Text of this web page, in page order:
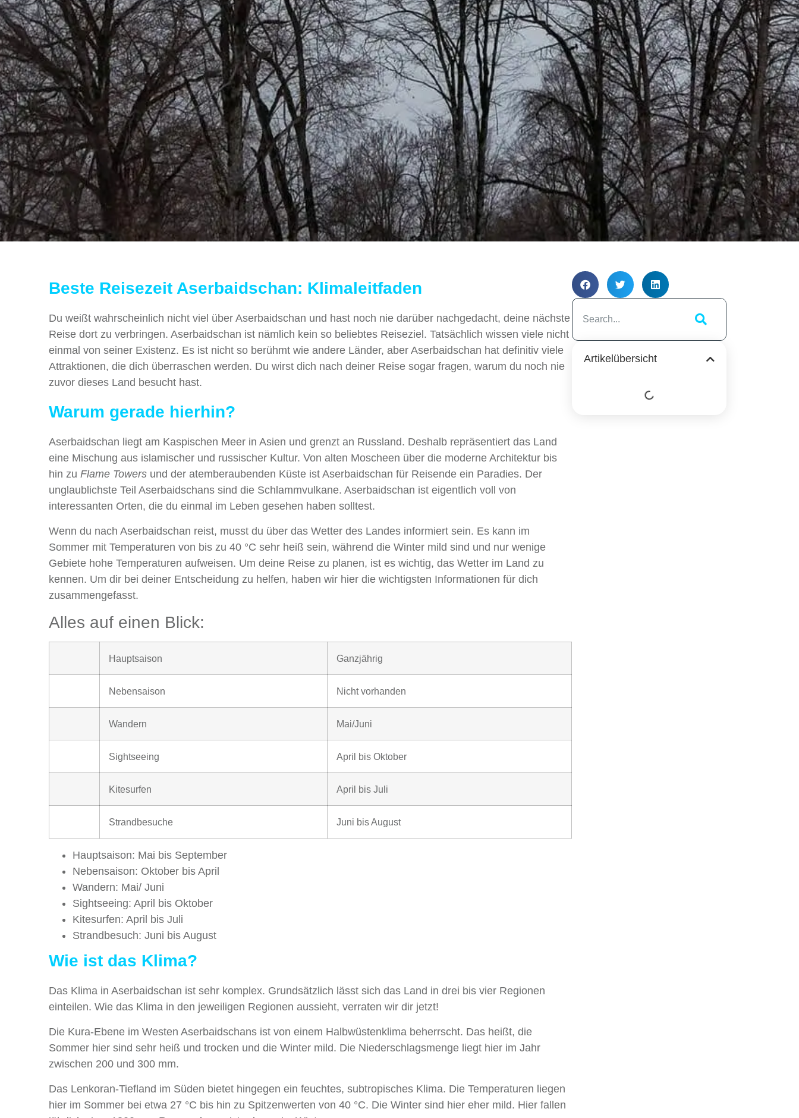
Beste Reisezeit Aserbaidschan: Klimaleitfaden
Du weißt wahrscheinlich nicht viel über Aserbaidschan und hast noch nie darüber nachgedacht, deine nächste
Reise dort zu verbringen. Aserbaidschan ist nämlich kein so beliebtes Reiseziel. Tatsächlich wissen viele nicht
einmal von seiner Existenz. Es ist nicht so berühmt wie andere Länder, aber Aserbaidschan hat definitiv viele
Attraktionen, die dich überraschen werden. Du wirst dich nach deiner Reise sogar fragen, warum du noch nie
zuvor dieses Land besucht hast.
Warum gerade hierhin?
Aserbaidschan liegt am Kaspischen Meer in Asien und grenzt an Russland. Deshalb repräsentiert das Land
eine Mischung aus islamischer und russischer Kultur. Von alten Moscheen über die moderne Architektur bis
hin zu Flame Towers und der atemberaubenden Küste ist Aserbaidschan für Reisende ein Paradies. Der
unglaublichste Teil Aserbaidschans sind die Schlammvulkane. Aserbaidschan ist eigentlich voll von
interessanten Orten, die du einmal im Leben gesehen haben solltest.
Wenn du nach Aserbaidschan reist, musst du über das Wetter des Landes informiert sein. Es kann im
Sommer mit Temperaturen von bis zu 40 °C sehr heiß sein, während die Winter mild sind und nur wenige
Gebiete hohe Temperaturen aufweisen. Um deine Reise zu planen, ist es wichtig, das Wetter im Land zu
kennen. Um dir bei deiner Entscheidung zu helfen, haben wir hier die wichtigsten Informationen für dich
zusammengefasst.
Alles auf einen Blick:
Hauptsaison Ganzjährig
Nebensaison Nicht vorhanden
Wandern Mai/Juni
Sightseeing April bis Oktober
Kitesurfen April bis Juli
Strandbesuche Juni bis August
Hauptsaison: Mai bis September
Nebensaison: Oktober bis April
Wandern: Mai/ Juni
Sightseeing: April bis Oktober
Kitesurfen: April bis Juli
Strandbesuch: Juni bis August
Wie ist das Klima?
Das Klima in Aserbaidschan ist sehr komplex. Grundsätzlich lässt sich das Land in drei bis vier Regionen
einteilen. Wie das Klima in den jeweiligen Regionen aussieht, verraten wir dir jetzt!
Die Kura-Ebene im Westen Aserbaidschans ist von einem Halbwüstenklima beherrscht. Das heißt, die
Sommer hier sind sehr heiß und trocken und die Winter mild. Die Niederschlagsmenge liegt hier im Jahr
zwischen 200 und 300 mm.
Das Lenkoran-Tiefland im Süden bietet hingegen ein feuchtes, subtropisches Klima. Die Temperaturen liegen
hier im Sommer bei etwa 27 °C bis hin zu Spitzenwerten von 40 °C. Die Winter sind hier eher mild. Hier fallen
Artikelübersicht